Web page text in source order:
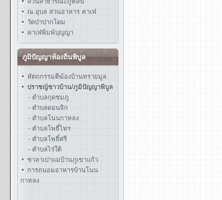
ณ.อุบล สวนอาหาร คาเฟ่
วัดป่าปากโดม
คาเฟ่พิมพ์บุญญา
ภูมิปัญญาท้องถิ่นพิบูล
หัตถกรรมตีฆ้องบ้านทรายมูล
ปราชญ์ชาวบ้าน/ภูมิปัญญาพิบูล
- ตำบลกุดชมภู
- ตำบลดอนจิก
- ตำบลโนนกาหลง
- ตำบลโพธิ์ไทร
- ตำบลโพธิ์ศรี
- ตำบลไร่ใต้
ซาลาเปาแม่บ้านภูเขาแก้ว
การถนอมอาหารบ้านโนน
กาหลง